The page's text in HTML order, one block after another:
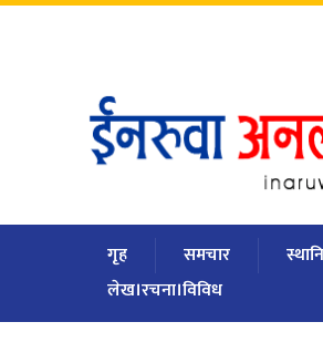
गृह समचार
लेख।रचना।विविध